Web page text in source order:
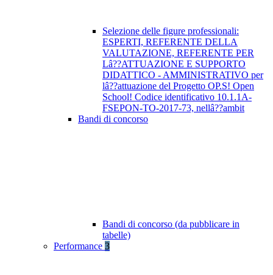
Selezione delle figure professionali:
ESPERTI, REFERENTE DELLA
VALUTAZIONE, REFERENTE PER
Lâ??ATTUAZIONE E SUPPORTO
DIDATTICO - AMMINISTRATIVO per
lâ??attuazione del Progetto OP.S! Open
School! Codice identificativo 10.1.1A-
FSEPON-TO-2017-73, nellâ??ambit
Bandi di concorso
Bandi di concorso (da pubblicare in
tabelle)
Performance 3